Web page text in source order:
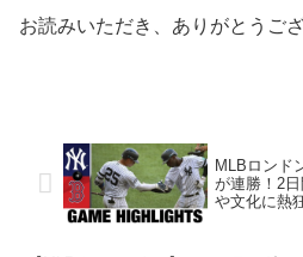
お読みいただき、ありがとうご
MLBロンド
が連勝！2
や文化に熱